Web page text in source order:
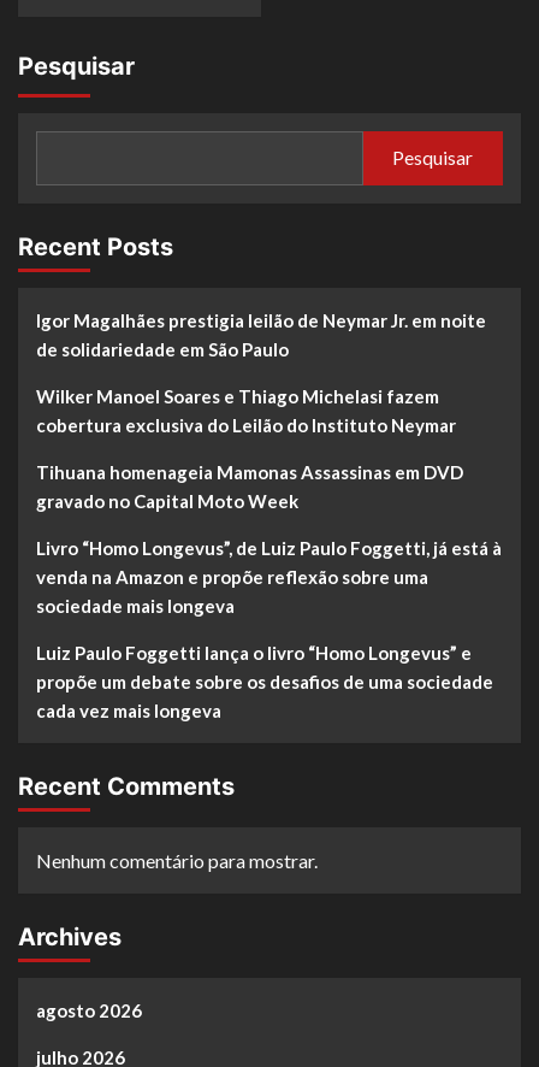
Pesquisar
Pesquisar
Recent Posts
Igor Magalhães prestigia leilão de Neymar Jr. em noite
de solidariedade em São Paulo
Wilker Manoel Soares e Thiago Michelasi fazem
cobertura exclusiva do Leilão do Instituto Neymar
Tihuana homenageia Mamonas Assassinas em DVD
gravado no Capital Moto Week
Livro “Homo Longevus”, de Luiz Paulo Foggetti, já está à
venda na Amazon e propõe reflexão sobre uma
sociedade mais longeva
Luiz Paulo Foggetti lança o livro “Homo Longevus” e
propõe um debate sobre os desafios de uma sociedade
cada vez mais longeva
Recent Comments
Nenhum comentário para mostrar.
Archives
agosto 2026
julho 2026